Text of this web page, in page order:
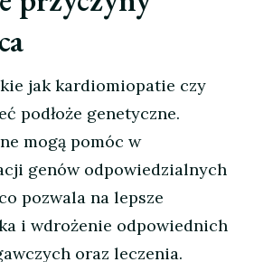
jak kardiomiopatie czy
podłoże genetyczne.
mogą pomóc w
genów odpowiedzialnych
pozwala na lepsze
i wdrożenie odpowiednich
oraz leczenia.